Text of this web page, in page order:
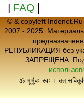
| FAQ |
© & copyleft
2007 - 2025.
РЕПУБЛИКАЦИЯ без
ЗАПРЕЩЕНА.
ॐ भूर्भुवः स्वः । तत्